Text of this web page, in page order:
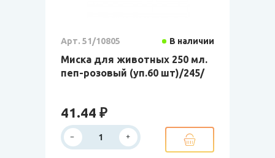
Арт. 51/10805 В наличии
Миска для животных 250 мл.
пеп-розовый (уп.60 шт)/245/
41.44 ₽